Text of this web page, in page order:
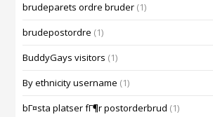
brudeparets ordre bruder (1)
brudepostordre (1)
BuddyGays visitors (1)
By ethnicity username (1)
bГ¤sta platser fГ¶r postorderbrud (1)